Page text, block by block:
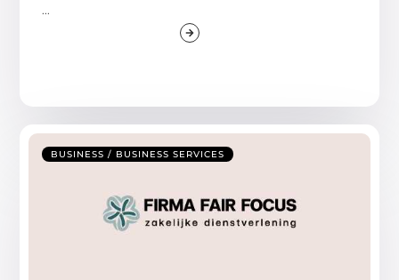
...
BUSINESS / BUSINESS SERVICES